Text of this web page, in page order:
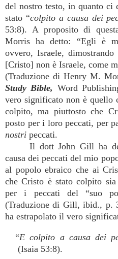
del nostro testo, in quanto ci
stato “colpito a causa dei
53:8). A proposito di
Morris ha detto: “Egli è
ovvero, Israele,
[Cristo] non è Israele, come
(Traduzione di Henry M.
Study Bible, Word
vero significato non è quello
colpito, ma piuttosto che
posto per i loro peccati, per
nostri peccati.
Il dott John Gill ha
causa dei peccati del mio
al popolo ebraico che ai
che Cristo è stato colpito
per i peccati del “suo
(Traduzione di Gill, ibid., p.
ha estrapolato il vero
“E colpito a causa dei
(Isaia 53:8).